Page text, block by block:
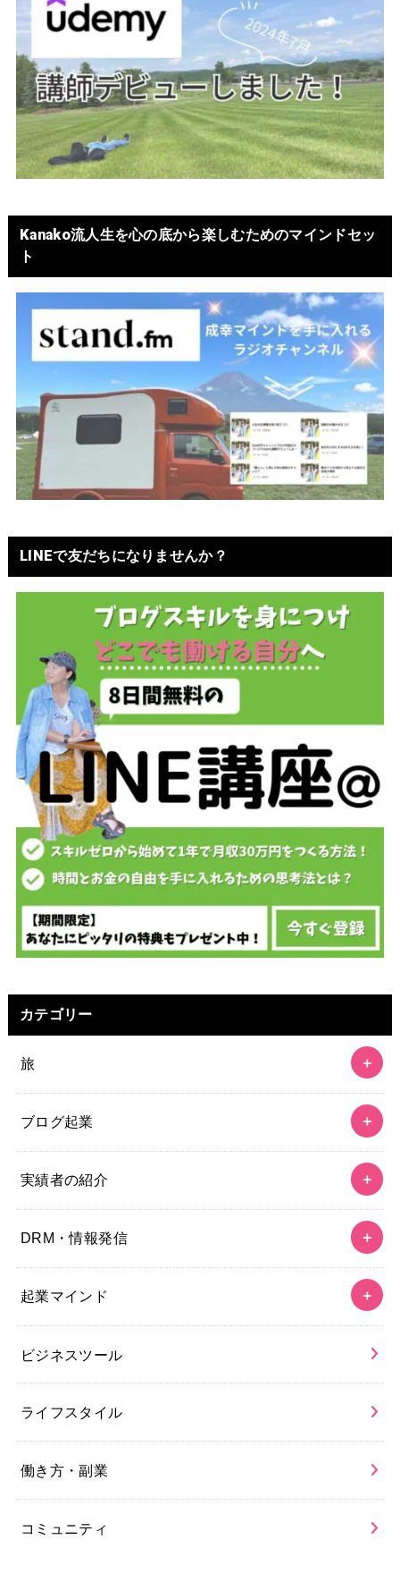
Kanako流人生を心の底から楽しむためのマインドセッ
ト
LINEで友だちになりませんか？
カテゴリー
旅
ブログ起業
実績者の紹介
DRM・情報発信
起業マインド
ビジネスツール
ライフスタイル
働き方・副業
コミュニティ